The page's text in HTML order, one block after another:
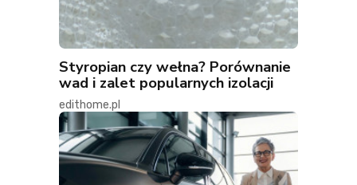
Styropian czy wełna? Porównanie
wad i zalet popularnych izolacji
edithome.pl